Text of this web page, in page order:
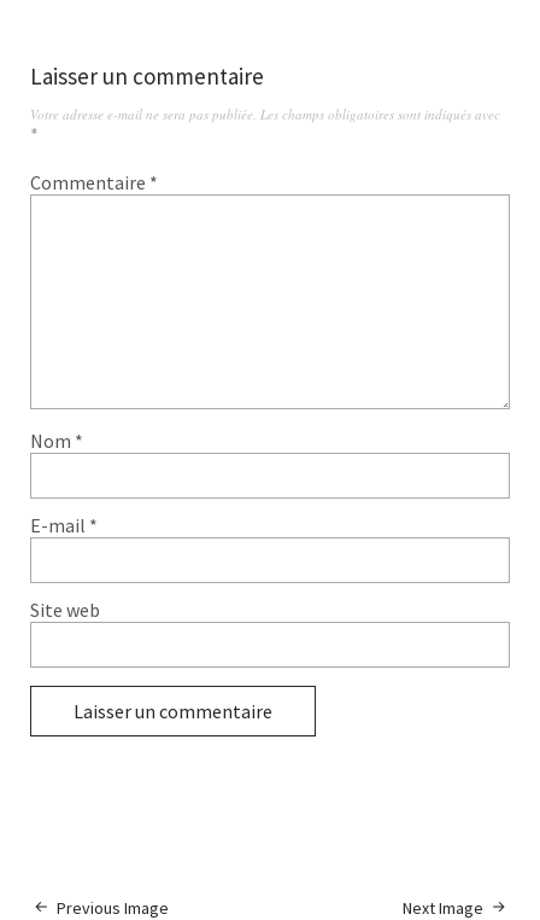
Laisser un commentaire
Votre adresse e-mail ne sera pas publiée. Les champs obligatoires sont indiqués avec
*
Commentaire *
Nom *
E-mail *
Site web
Next Image
Previous Image